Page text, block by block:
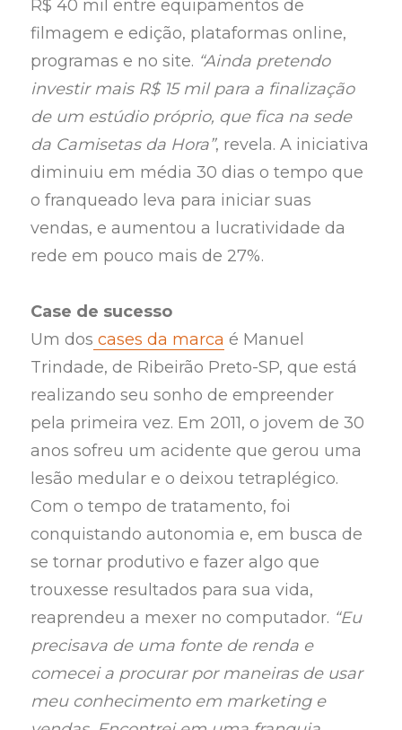
R$ 40 mil entre equipamentos de
filmagem e edição, plataformas online,
programas e no site. “Ainda pretendo
investir mais R$ 15 mil para a finalização
de um estúdio próprio, que fica na sede
da Camisetas da Hora”, revela. A iniciativa
diminuiu em média 30 dias o tempo que
o franqueado leva para iniciar suas
vendas, e aumentou a lucratividade da
rede em pouco mais de 27%.
Case de sucesso
Um dos cases da marca é Manuel
Trindade, de Ribeirão Preto-SP, que está
realizando seu sonho de empreender
pela primeira vez. Em 2011, o jovem de 30
anos sofreu um acidente que gerou uma
lesão medular e o deixou tetraplégico.
Com o tempo de tratamento, foi
conquistando autonomia e, em busca de
se tornar produtivo e fazer algo que
trouxesse resultados para sua vida,
reaprendeu a mexer no computador. “Eu
precisava de uma fonte de renda e
comecei a procurar por maneiras de usar
meu conhecimento em marketing e